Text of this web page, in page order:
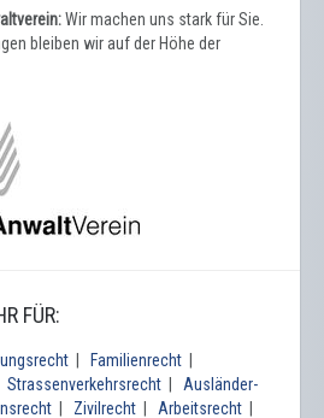
Wir machen uns stark für Sie.
bleiben wir auf der Höhe der
FÜR:
Familienrecht
Strassenverkehrsrecht
Ausländer-
Zivilrecht Arbeitsrecht